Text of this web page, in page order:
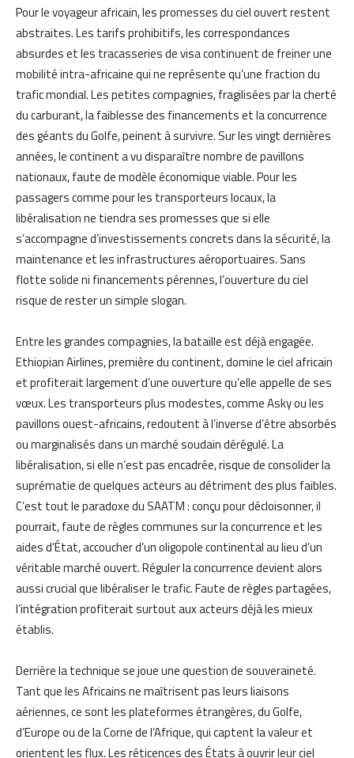
Pour le voyageur africain, les promesses du ciel ouvert restent
abstraites. Les tarifs prohibitifs, les correspondances
absurdes et les tracasseries de visa continuent de freiner une
mobilité intra-africaine qui ne représente qu’une fraction du
trafic mondial. Les petites compagnies, fragilisées par la cherté
du carburant, la faiblesse des financements et la concurrence
des géants du Golfe, peinent à survivre. Sur les vingt dernières
années, le continent a vu disparaître nombre de pavillons
nationaux, faute de modèle économique viable. Pour les
passagers comme pour les transporteurs locaux, la
libéralisation ne tiendra ses promesses que si elle
s’accompagne d’investissements concrets dans la sécurité, la
maintenance et les infrastructures aéroportuaires. Sans
flotte solide ni financements pérennes, l’ouverture du ciel
risque de rester un simple slogan.
Entre les grandes compagnies, la bataille est déjà engagée.
Ethiopian Airlines, première du continent, domine le ciel africain
et profiterait largement d’une ouverture qu’elle appelle de ses
vœux. Les transporteurs plus modestes, comme Asky ou les
pavillons ouest-africains, redoutent à l’inverse d’être absorbés
ou marginalisés dans un marché soudain dérégulé. La
libéralisation, si elle n’est pas encadrée, risque de consolider la
suprématie de quelques acteurs au détriment des plus faibles.
C’est tout le paradoxe du SAATM : conçu pour décloisonner, il
pourrait, faute de règles communes sur la concurrence et les
aides d’État, accoucher d’un oligopole continental au lieu d’un
véritable marché ouvert. Réguler la concurrence devient alors
aussi crucial que libéraliser le trafic. Faute de règles partagées,
l’intégration profiterait surtout aux acteurs déjà les mieux
établis.
Derrière la technique se joue une question de souveraineté.
Tant que les Africains ne maîtrisent pas leurs liaisons
aériennes, ce sont les plateformes étrangères, du Golfe,
d’Europe ou de la Corne de l’Afrique, qui captent la valeur et
orientent les flux. Les réticences des États à ouvrir leur ciel